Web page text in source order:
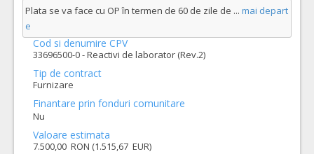
Plata se va face cu OP în termen de 60 de zile de ... mai depart
e
Cod si denumire CPV
33696500-0 - Reactivi de laborator (Rev.2)
Tip de contract
Furnizare
Finantare prin fonduri comunitare
Nu
Valoare estimata
7.500,00 RON (1.515,67 EUR)